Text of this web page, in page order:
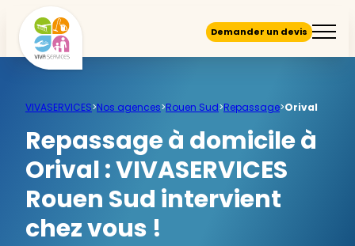
Demander un devis
VIVASERVICES>Nos agences>Rouen Sud>Repassage>Orival
Repassage à domicile à
Orival :VIVASERVICES
Rouen Sud intervient
chez vous !